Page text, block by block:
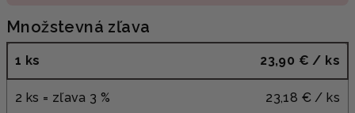
Množstevná zľava
1 ks 23,90 € / ks
2 ks = zľava 3 % 23,18 € / ks